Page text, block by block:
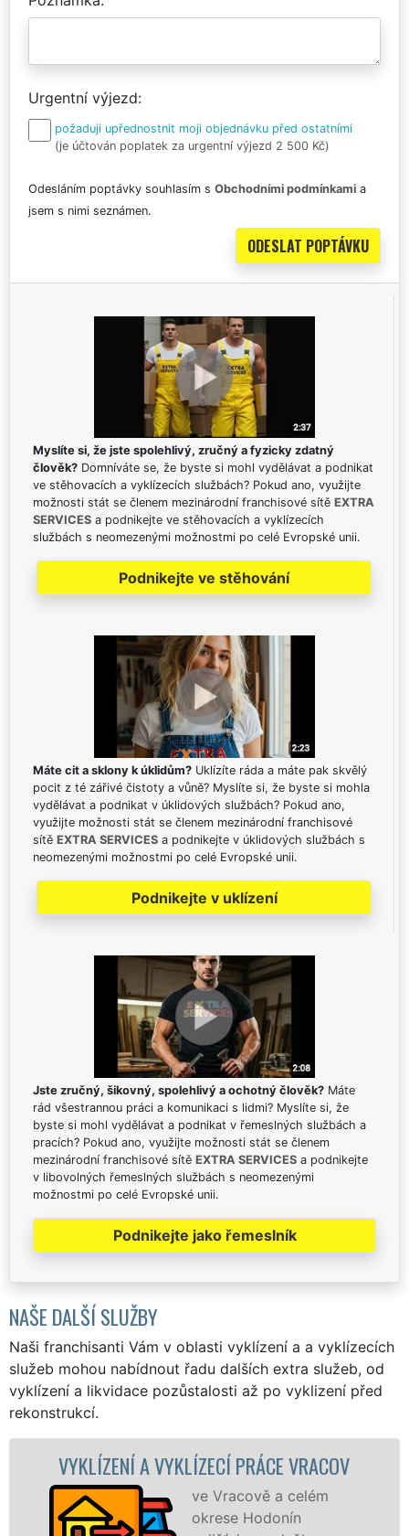
Urgentní výjezd
požaduji upřednostnit moji objednávku před ostatními
(je účtován poplatek za urgentní výjezd 2 500 Kč)
Odesláním poptávky souhlasím s Obchodními podmínkami a
jsem s nimi seznámen.
Myslíte si, že jste spolehlivý, zručný a fyzicky zdatný
člověk? Domníváte se, že byste si mohl vydělávat a podnikat
ve stěhovacích a vyklízecích službách? Pokud ano, využijte
možnosti stát se členem mezinárodní franchisové sítě EXTRA
SERVICES a podnikejte ve stěhovacích a vyklízecích
službách s neomezenými možnostmi po celé Evropské unii.
Podnikejte ve stěhování
Máte cit a sklony k úklidům? Uklízíte ráda a máte pak skvělý
pocit z té zářivé čistoty a vůně? Myslíte si, že byste si mohla
vydělávat a podnikat v úklidových službách? Pokud ano,
využijte možnosti stát se členem mezinárodní franchisové
sítě EXTRA SERVICES a podnikejte v úklidových službách s
neomezenými možnostmi po celé Evropské unii.
Podnikejte v uklízení
Jste zručný, šikovný, spolehlivý a ochotný člověk? Máte
rád všestrannou práci a komunikaci s lidmi? Myslíte si, že
byste si mohl vydělávat a podnikat v řemeslných službách a
pracích? Pokud ano, využijte možnosti stát se členem
mezinárodní franchisové sítě EXTRA SERVICES a podnikejte
v libovolných řemeslných službách s neomezenými
možnostmi po celé Evropské unii.
Podnikejte jako řemeslník
NAŠE DALŠÍ SLUŽBY
Naši franchisanti Vám v oblasti vyklízení a a vyklízecích
služeb mohou nabídnout řadu dalších extra služeb, od
vyklízení a likvidace pozůstalosti až po vyklizení před
rekonstrukcí.
A VYKLÍZECÍ PRÁCE VRACOV
ve Vracově a celém
okrese Hodonín